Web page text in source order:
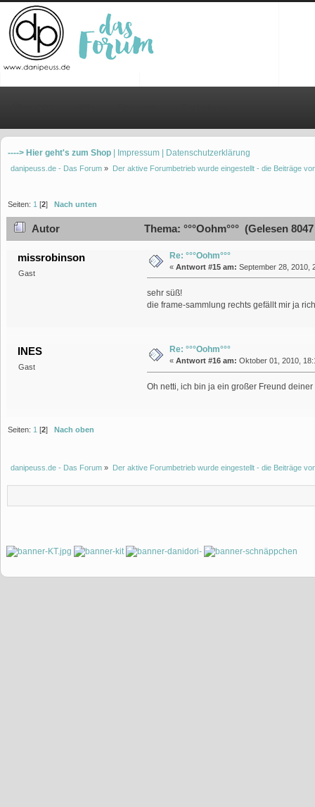
----> Hier geht's zum Shop | Impressum | Datenschutzerklärung
danipeuss.de - Das Forum » Der aktive Forumbetrieb wurde eingestellt - die Beiträge
Seiten: 1 [2] Nach unten
Autor Thema: °°°Oohm°°° (Gelesen
missrobinson
Gast
Re: °°°Oohm°°°
« Antwort #15 am: September 28, 2010,
sehr süß!
die frame-sammlung rechts gefällt mir ja
INES
Gast
Re: °°°Oohm°°°
« Antwort #16 am: Oktober 01, 2010,
Oh netti, ich bin ja ein großer Freund
Seiten: 1 [2] Nach oben
danipeuss.de - Das Forum » Der aktive Forumbetrieb wurde eingestellt - die Beiträge